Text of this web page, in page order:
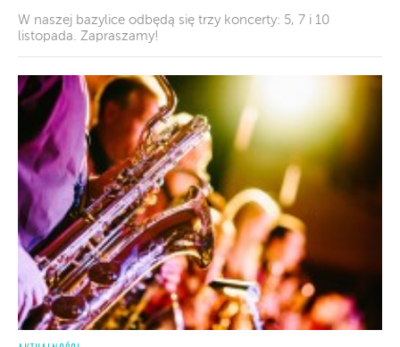
W naszej bazylice odbędą się trzy koncerty: 5, 7 i 10
listopada. Zapraszamy!